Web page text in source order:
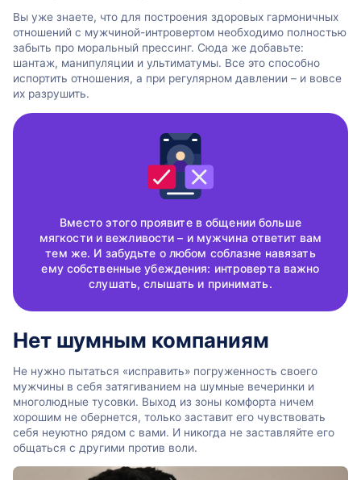
Вы уже знаете, что для построения здоровых гармоничных
отношений с мужчиной-интровертом необходимо полностью
забыть про моральный прессинг. Сюда же добавьте:
шантаж, манипуляции и ультиматумы. Все это способно
испортить отношения, а при регулярном давлении – и вовсе
их разрушить.
Вместо этого проявите в общении больше
мягкости и вежливости – и мужчина ответит вам
тем же. И забудьте о любом соблазне навязать
ему собственные убеждения: интроверта важно
слушать, слышать и принимать.
Нет шумным компаниям
Не нужно пытаться «исправить» погруженность своего
мужчины в себя затягиванием на шумные вечеринки и
многолюдные тусовки. Выход из зоны комфорта ничем
хорошим не обернется, только заставит его чувствовать
себя неуютно рядом с вами. И никогда не заставляйте его
общаться с другими против воли.